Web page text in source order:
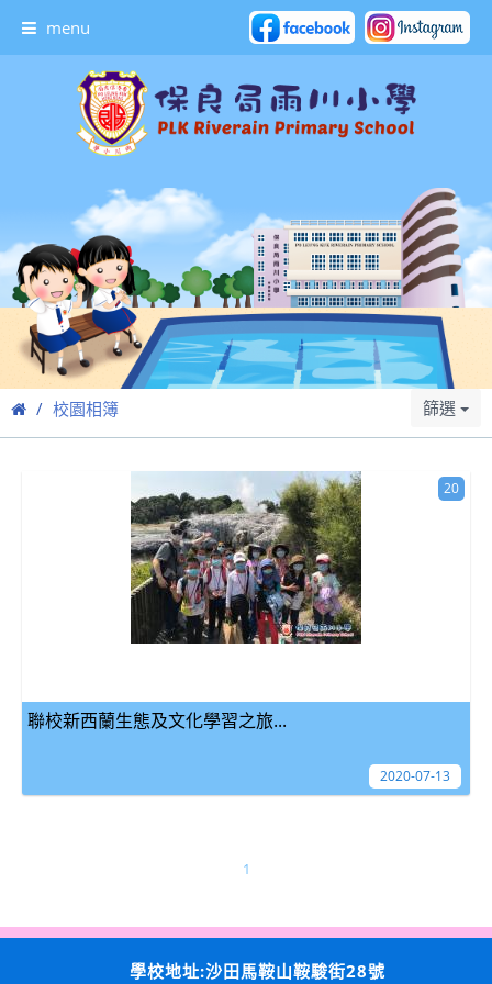
menu
校園相簿 篩選
聯校新西蘭生態及文化學習之旅...
20
2020-07-13
1
學校地址:沙田馬鞍山鞍駿街28號